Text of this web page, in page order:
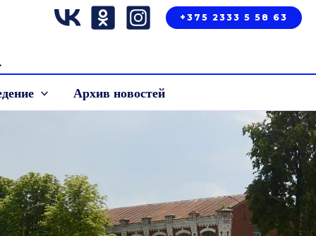
+375 2333 5 58 63
Архив новостей